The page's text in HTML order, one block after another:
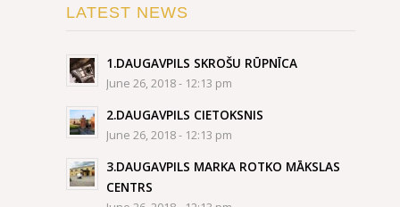
LATEST NEWS
1.DAUGAVPILS SKROŠU RŪPNĪCA
June 26, 2018 - 12:13 pm
2.DAUGAVPILS CIETOKSNIS
June 26, 2018 - 12:13 pm
3.DAUGAVPILS MARKA ROTKO MĀKSLAS
CENTRS